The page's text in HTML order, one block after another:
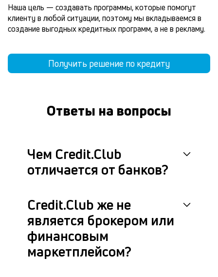
Наша цель — создавать программы, которые помогут
клиенту в любой ситуации, поэтому мы вкладываемся в
создание выгодных кредитных программ, а не в рекламу.
Получить решение по кредиту
Ответы на вопросы
Чем Credit.Club
отличается от банков?
Credit.Club же не
является брокером или
финансовым
маркетплейсом?